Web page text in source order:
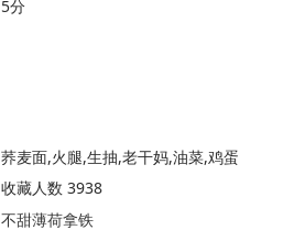
5分
荞麦面,火腿,生抽,老干妈,油菜,鸡蛋
收藏人数 3938
不甜薄荷拿铁